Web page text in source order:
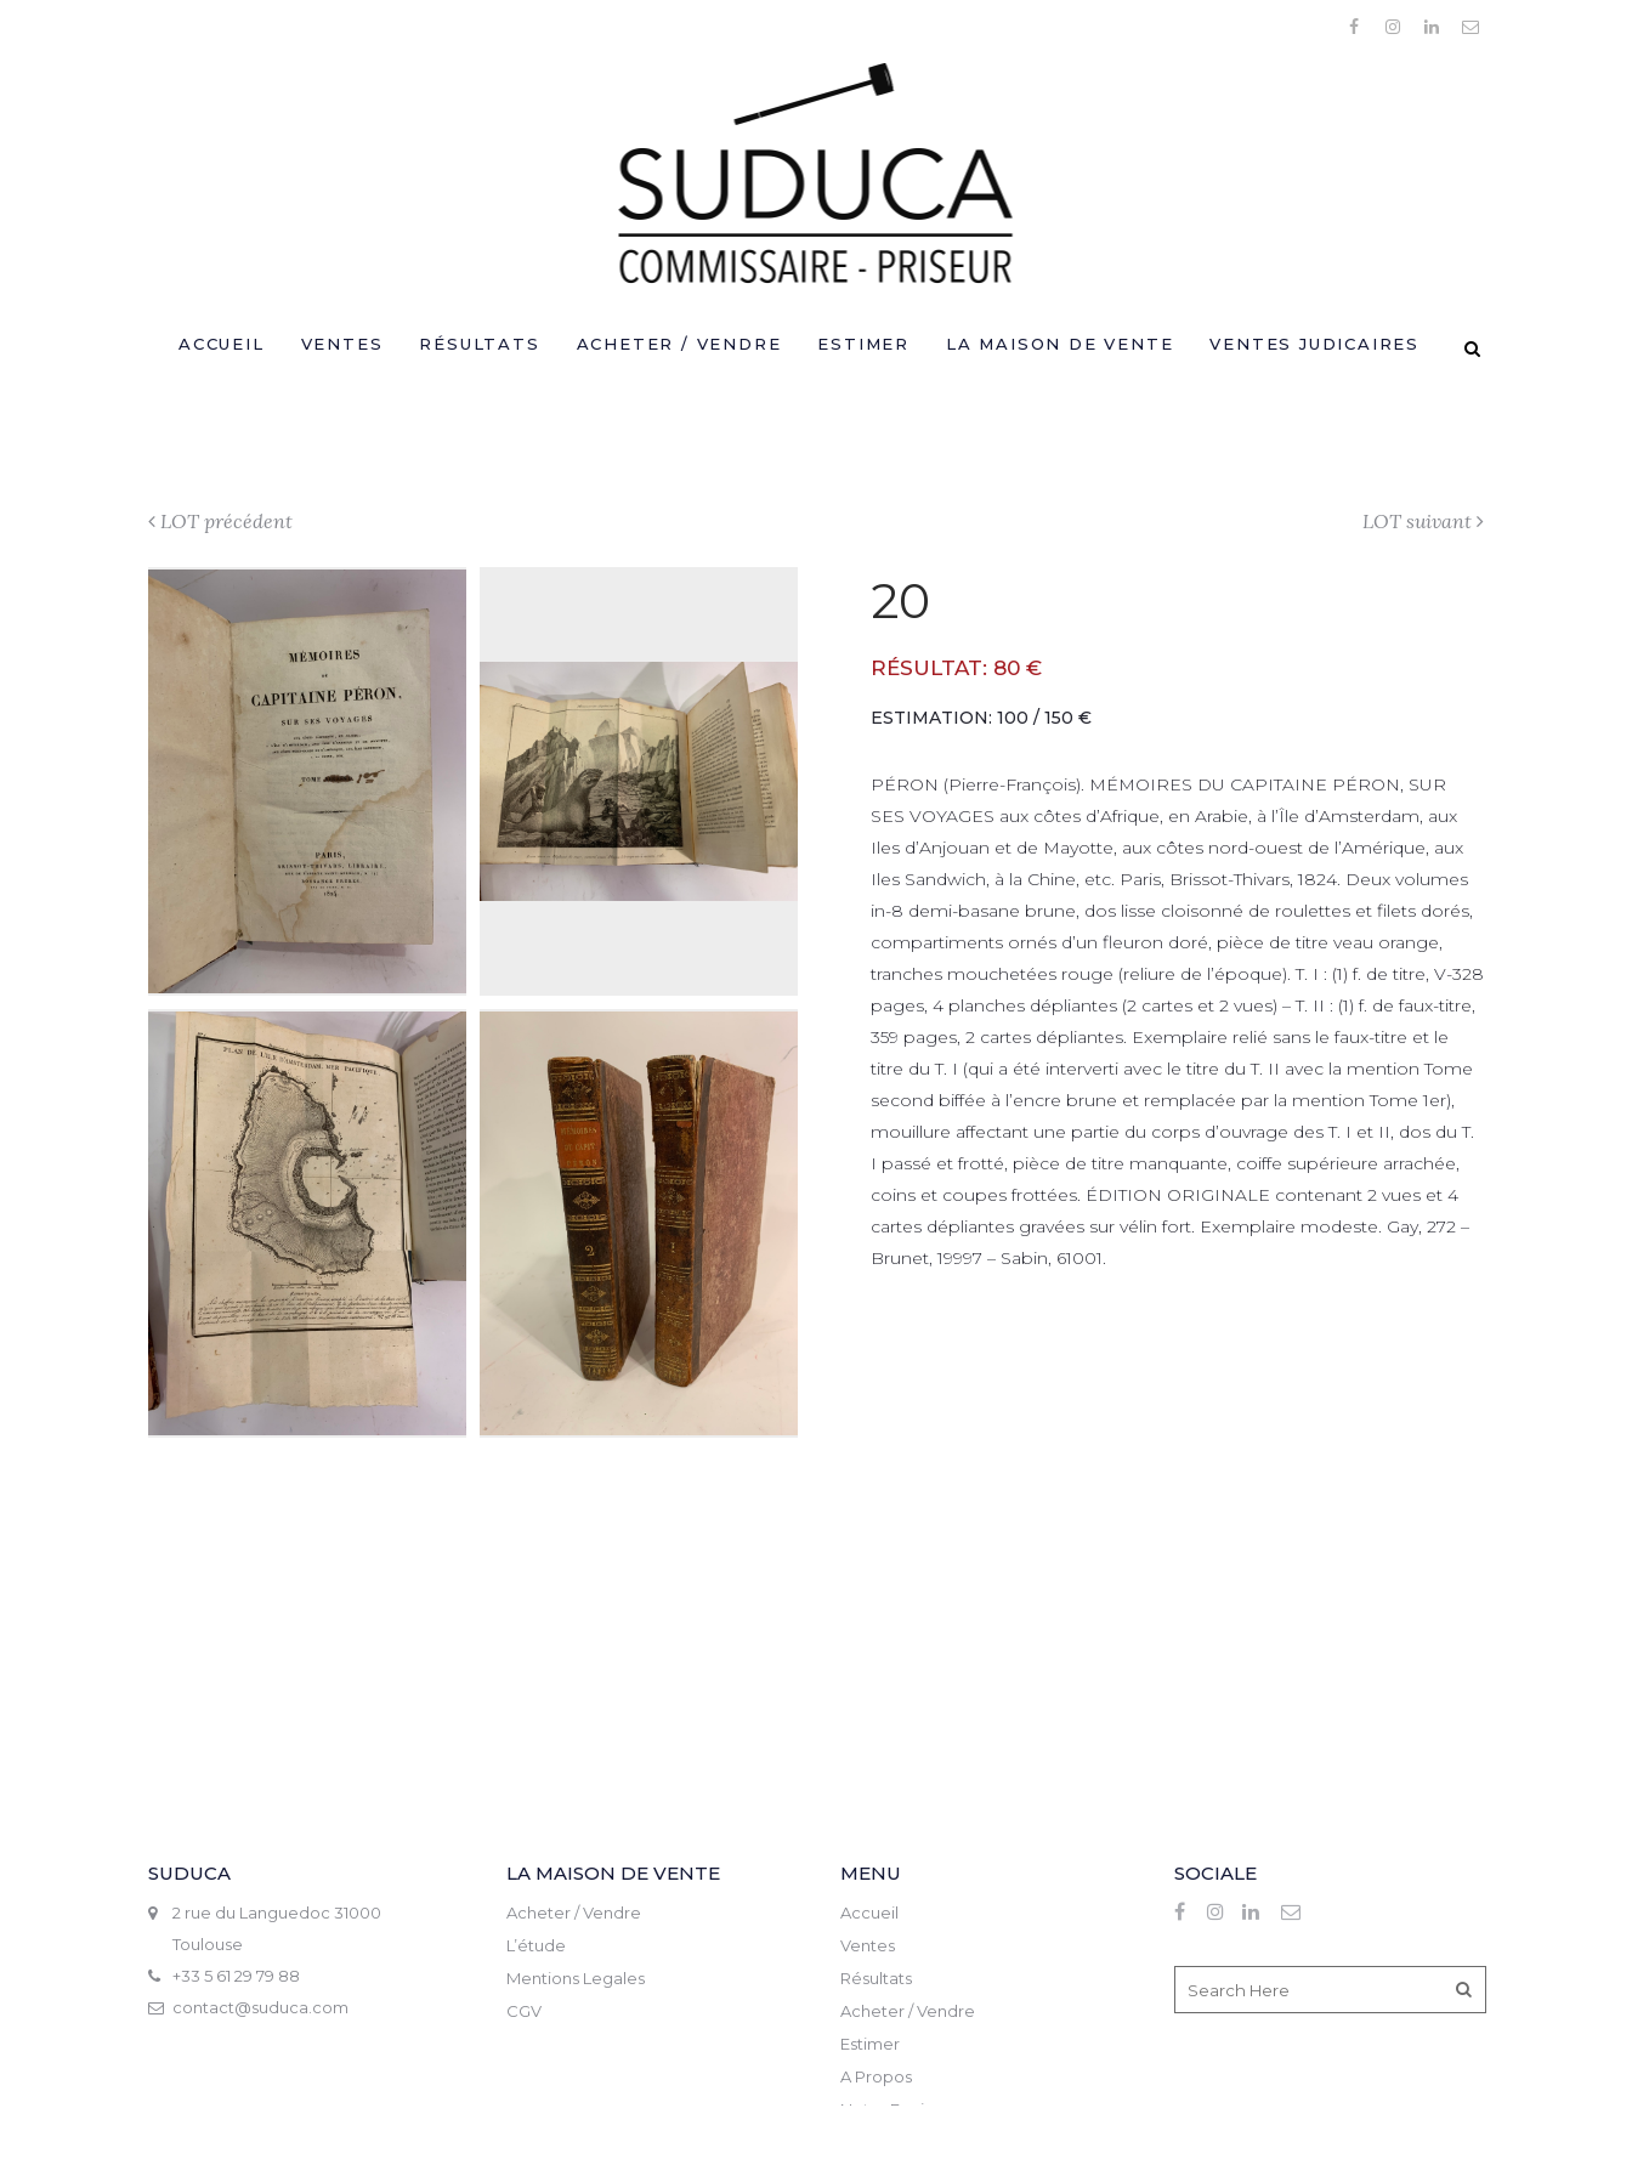
ACCUEIL VENTES RÉSULTATS ACHETER / VENDRE ESTIMER LA MAISON DE VENTE VENTES JUDICAIRES
LOT précédent LOT suivant
20
RÉSULTAT: 80 €
ESTIMATION: 100 / 150 €
PÉRON (Pierre-François). MÉMOIRES DU CAPITAINE PÉRON, SUR
SES VOYAGES aux côtes d’Afrique, en Arabie, à l’Île d’Amsterdam, aux
Iles d’Anjouan et de Mayotte, aux côtes nord-ouest de l’Amérique, aux
Iles Sandwich, à la Chine, etc. Paris, Brissot-Thivars, 1824. Deux volumes
in-8 demi-basane brune, dos lisse cloisonné de roulettes et filets dorés,
compartiments ornés d’un fleuron doré, pièce de titre veau orange,
tranches mouchetées rouge (reliure de l’époque). T. I : (1) f. de titre, V-328
pages, 4 planches dépliantes (2 cartes et 2 vues) – T. II : (1) f. de faux-titre,
359 pages, 2 cartes dépliantes. Exemplaire relié sans le faux-titre et le
titre du T. I (qui a été interverti avec le titre du T. II avec la mention Tome
second biffée à l’encre brune et remplacée par la mention Tome 1er),
mouillure affectant une partie du corps d’ouvrage des T. I et II, dos du T.
I passé et frotté, pièce de titre manquante, coiffe supérieure arrachée,
coins et coupes frottées. ÉDITION ORIGINALE contenant 2 vues et 4
cartes dépliantes gravées sur vélin fort. Exemplaire modeste. Gay, 272 –
Brunet, 19997 – Sabin, 61001.
SUDUCA
2 rue du Languedoc 31000
Toulouse
+33 5 61 29 79 88
contact@suduca.com
LA MAISON DE VENTE
Acheter / Vendre
L’étude
Mentions Legales
CGV
MENU
Accueil
Ventes
Résultats
Acheter / Vendre
Estimer
A Propos
Notre Equipe
SOCIALE